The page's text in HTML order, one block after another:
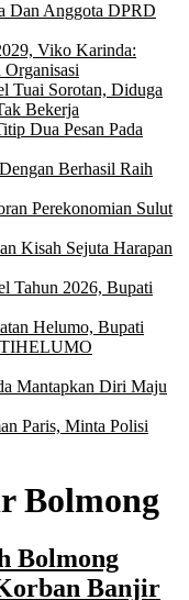
Dan Anggota DPRD
Viko Karinda:
Organisasi
Tuai Sorotan, Diduga
Bekerja
Dua Pesan Pada
Berhasil Raih
Perekonomian Sulut
Kisah Sejuta Harapan
Tahun 2026, Bupati
Helumo, Bupati
Mantapkan Diri Maju
Paris, Minta Polisi
Bolmong
Bolmong
Banjir